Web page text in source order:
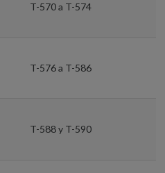
T-570 a T-574
T-576 a T-586
T-588 y T-590